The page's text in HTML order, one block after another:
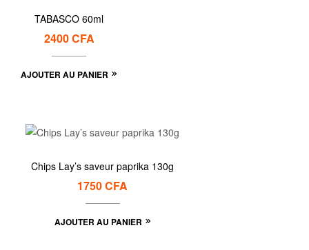
TABASCO 60ml
2400CFA
AJOUTER AU PANIER
Chips Lay’s saveur paprika 130g
1750CFA
AJOUTER AU PANIER